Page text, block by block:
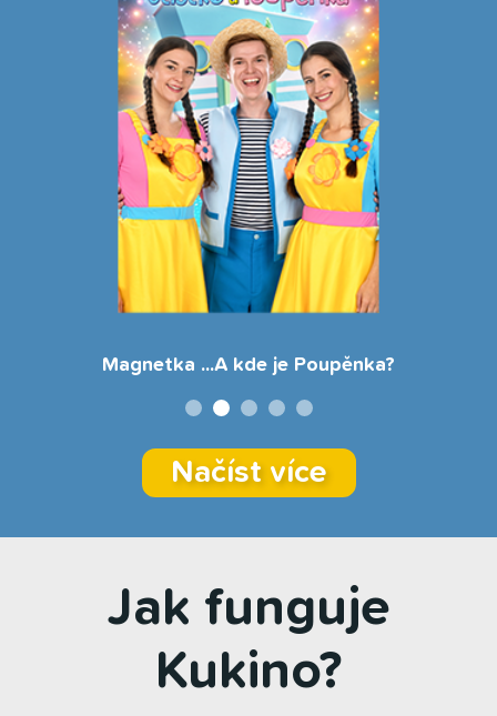
Magnetka ...A kde je Poupěnka?
Načíst více
Jak funguje
Kukino?